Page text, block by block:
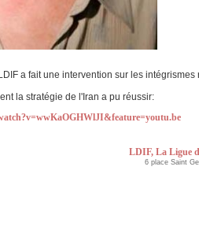
a fait une intervention sur les
la stratégie de l'Iran a pu réussir:
LDIF, La Ligue
6 place Saint